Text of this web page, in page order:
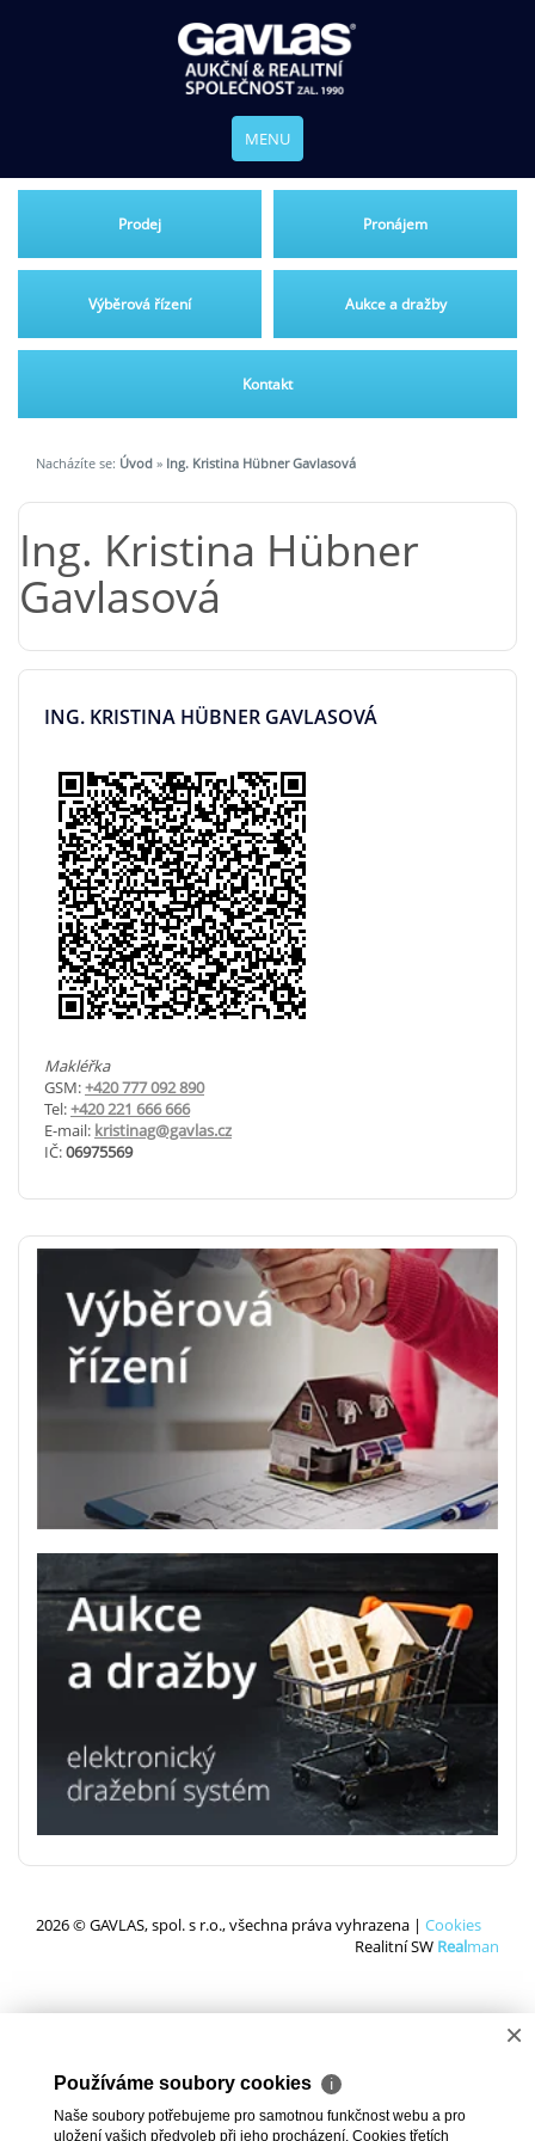
MENU
Prodej Pronájem
Výběrová řízení Aukce a dražby
Kontakt
Nacházíte se: Úvod » Ing. Kristina Hübner Gavlasová
Ing. Kristina Hübner
Gavlasová
ING. KRISTINA HÜBNER GAVLASOVÁ
Makléřka
GSM:+420 777 092 890
Tel:+420 221 666 666
E-mail: kristinag@gavlas.cz
IČ:06975569
2026 © GAVLAS, spol. s r.o., všechna práva vyhrazena | Cookies
Realitní SW Realman
×
Používáme soubory cookies ℹ
Naše soubory potřebujeme pro samotnou funkčnost webu a pro
uložení vašich předvoleb při jeho procházení. Cookies třetích